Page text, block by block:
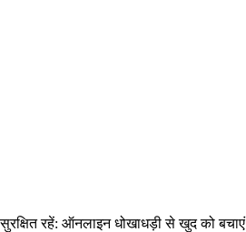
सुरक्षित रहें: ऑनलाइन धोखाधड़ी से खुद को बचाएं